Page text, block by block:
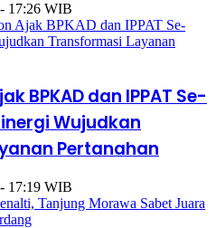
17:26 WIB
BPKAD dan IPPAT Se-
Wujudkan
Pertanahan
17:19 WIB